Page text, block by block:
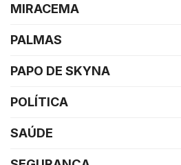
MIRACEMA
PALMAS
PAPO DE SKYNA
POLÍTICA
SAÚDE